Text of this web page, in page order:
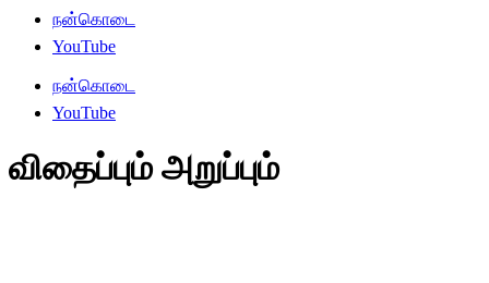
நன்கொடை
YouTube
நன்கொடை
YouTube
விதைப்பும் அறுப்பும்